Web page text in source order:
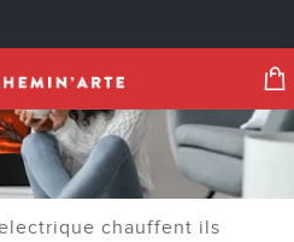
chauffent ils